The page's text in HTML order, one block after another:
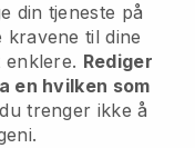
din tjeneste på
kravene til dine
enklere. Rediger
en hvilken som
trenger ikke å